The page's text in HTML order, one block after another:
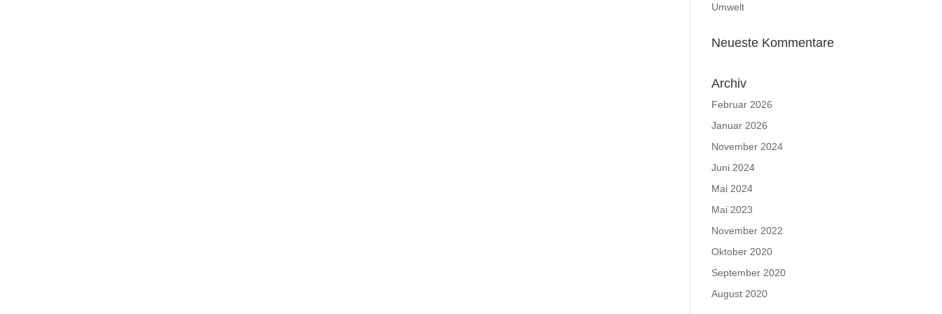
Umwelt
Neueste Kommentare
Archiv
Februar 2026
Januar 2026
November 2024
Juni 2024
Mai 2024
Mai 2023
November 2022
Oktober 2020
September 2020
August 2020